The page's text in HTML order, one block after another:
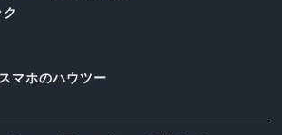
マホのハウツー